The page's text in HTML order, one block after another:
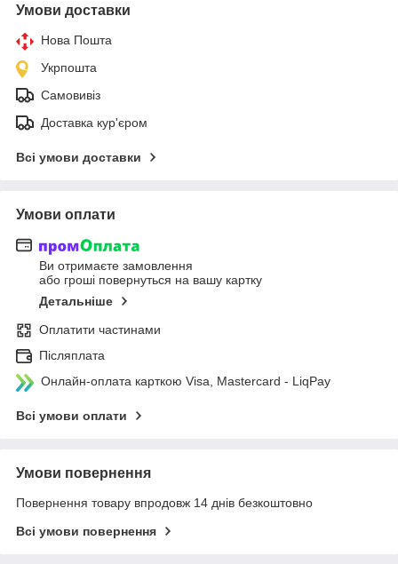
Умови доставки
Нова Пошта
Укрпошта
Самовивіз
Доставка кур'єром
Всі умови доставки
Умови оплати
Ви отримаєте замовлення
або гроші повернуться на вашу картку
Детальніше
Оплатити частинами
Післяплата
Онлайн-оплата карткою Visa, Mastercard - LiqPay
Всі умови оплати
Умови повернення
Повернення товару впродовж 14 днів безкоштовно
Всі умови повернення